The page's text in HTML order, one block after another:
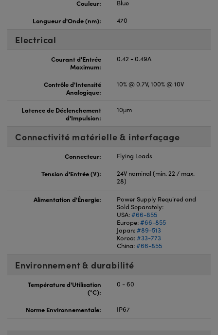
Couleur:
Blue
Longueur d'Onde (nm):
470
Electrical
Courant d'Entrée
Maximum:
0.42 - 0.49A
Contrôle d'Intensité
Analogique:
10% @ 0.7V, 100% @ 10V
Latence de Déclenchement
d'Impulsion:
10μm
Connectivité matérielle & interfaçage
Connecteur:
Flying Leads
Tension d'Entrée (V):
24V nominal (min. 22 / max.
28)
Alimentation d'Énergie:
Power Supply Required and
Sold Separately:
USA:#66-855
Europe:#66-855
Japan:#89-513
Korea:#33-773
China:#66-855
Environnement & durabilité
Température d'Utilisation
(°C):
0 - 60
Norme Environnementale: IP67